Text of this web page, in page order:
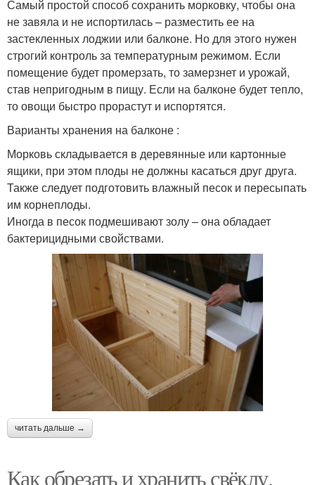
Самый простой способ сохранить морковку, чтобы она
не завяла и не испортилась – разместить ее на
застекленных лоджии или балконе. Но для этого нужен
строгий контроль за температурным режимом. Если
помещение будет промерзать, то замерзнет и урожай,
став непригодным в пищу. Если на балконе будет тепло,
то овощи быстро прорастут и испортятся.
Варианты хранения на балконе :
Морковь складывается в деревянные или картонные
ящики, при этом плоды не должны касаться друг друга.
Также следует подготовить влажный песок и пересыпать
им корнеплоды.
Иногда в песок подмешивают золу – она обладает
бактерицидными свойствами.
читать дальше →
Как обрезать и хранить свёклу.